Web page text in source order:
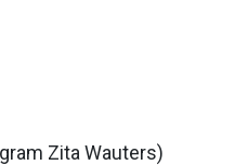
Zita Wauters)